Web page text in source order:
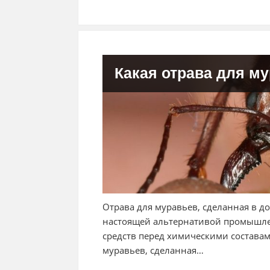
Какая отрава для
Отрава для муравьев, сделанная в
настоящей альтернативой
средств перед химическими
муравьев, сделанная…